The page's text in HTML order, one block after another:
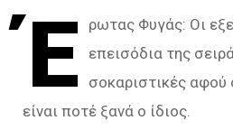
Έ
ρωτας Φυγάς: Οι
επεισόδια της
σοκαριστικές
είναι ποτέ ξανά ο ίδιος.